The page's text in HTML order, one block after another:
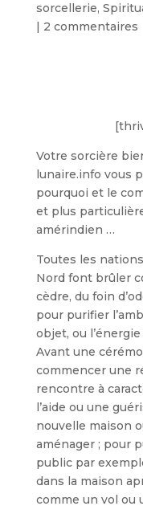
sorcellerie,
| 2 commentaires
Votre sorcière
lunaire.info vous
pourquoi et le
et plus
amérindien …
Toutes les
Nord font brûler
cèdre, du foin
pour purifier
objet, ou
Avant une
commencer une
rencontre à
l’aide ou une
nouvelle maison
aménager ; pour
public par
dans la maison
comme un vol ou